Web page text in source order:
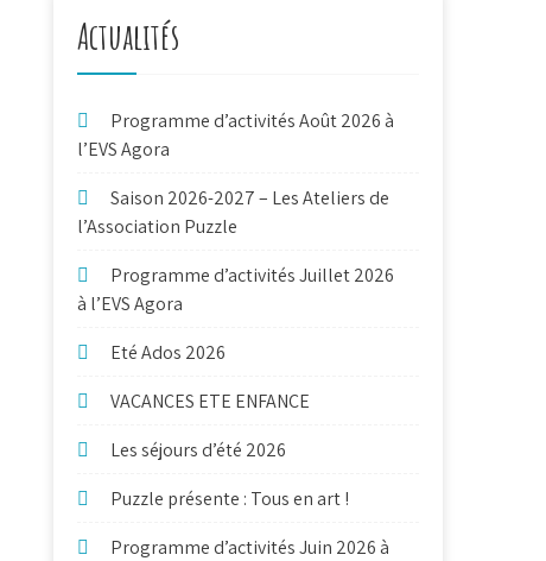
Actualités
Programme d’activités Août 2026 à
l’EVS Agora
Saison 2026-2027 – Les Ateliers de
l’Association Puzzle
Programme d’activités Juillet 2026
à l’EVS Agora
Eté Ados 2026
VACANCES ETE ENFANCE
Les séjours d’été 2026
Puzzle présente : Tous en art !
Programme d’activités Juin 2026 à